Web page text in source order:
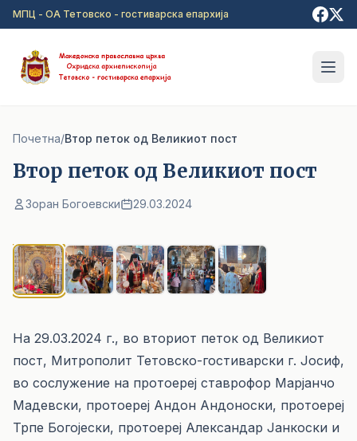
Прејди на главна содржина
МПЦ - ОА Тетовско - гостиварска епархија
Почетна/Bтор петок од Великиот пост
Bтор петок од Великиот пост
Зоран Богоевски 29.03.2024
На 29.03.2024 г., во вториот петок од Великиот
пост, Митрополит Тетовско-гостиварски г. Јосиф,
во сослужение на протоереј ставрофор Марјанчо
Мадевски, протоереј Андон Андоноски, протоереј
Трпе Богојески, протоереј Александар Јанкоски и